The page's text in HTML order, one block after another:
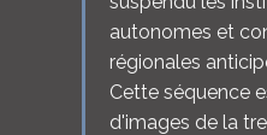
autonomes et
régionales
Cette séquence
d'images de la